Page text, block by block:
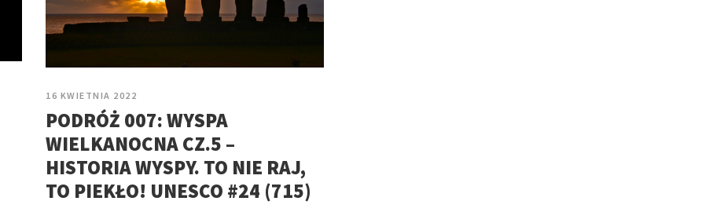
16 KWIETNIA 2022
PODRÓŻ 007: WYSPA
WIELKANOCNA CZ.5 –
HISTORIA WYSPY. TO NIE RAJ,
TO PIEKŁO! UNESCO #24 (715)